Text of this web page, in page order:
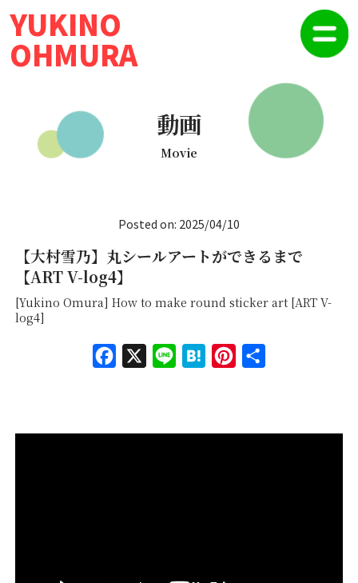
YUKINO
OHMURA
動画
Movie
Posted on: 2025/04/10
【大村雪乃】丸シールアートができるまで
【ART V-log4】
[Yukino Omura] How to make round sticker art [ART V-
log4]
Face
X Line
Hate
Pinte